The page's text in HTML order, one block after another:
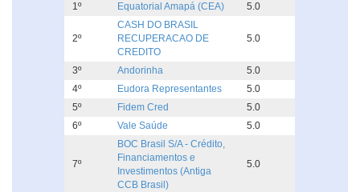
1º Equatorial Amapá (CEA) 5.0
2º
CASH DO BRASIL
RECUPERACAO DE
CREDITO
5.0
3º Andorinha
5.0
4º
Eudora Representantes
5.0
5º
Fidem Cred
5.0
6º
Vale Saúde 5.0
7º
BOC Brasil S/A - Crédito,
Financiamentos e
Investimentos (Antiga
CCB Brasil)
5.0